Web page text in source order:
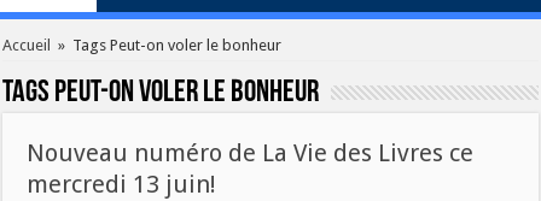
Accueil » Tags Peut-on voler le bonheur
Tags Peut-on voler le bonheur
Nouveau numéro de La Vie des Livres ce
mercredi 13 juin!